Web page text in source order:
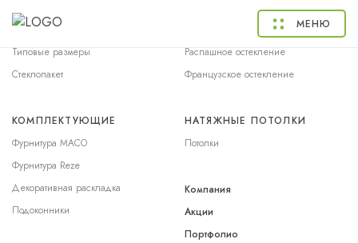
МЕНЮ
Окна ПВХ
Типовые размеры
Стеклопакет
Раздвижное остекление
Распашное остекление
Французское остекление
КОМПЛЕКТУЮЩИЕ
Фурнитура MACO
Фурнитура Reze
Декоративная раскладка
Подоконники
НАТЯЖНЫЕ ПОТОЛКИ
Потолки
Компания
Акции
Портфолио